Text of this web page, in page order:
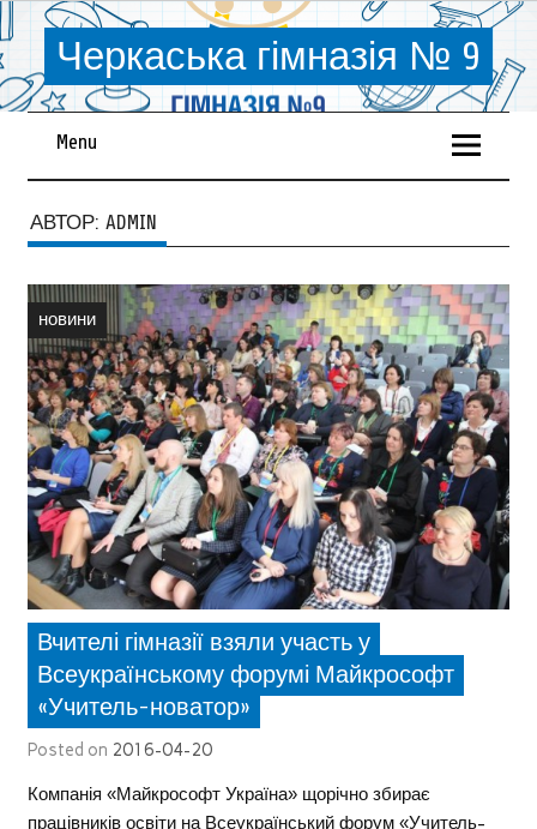
Черкаська гімназія № 9
Menu
АВТОР: ADMIN
новини
Вчителі гімназії взяли участь у
Всеукраїнському форумі Майкрософт
«Учитель-новатор»
Posted on 2016-04-20
Компанія «Майкрософт Україна» щорічно збирає
працівників освіти на Всеукраїнський форум «Учитель-